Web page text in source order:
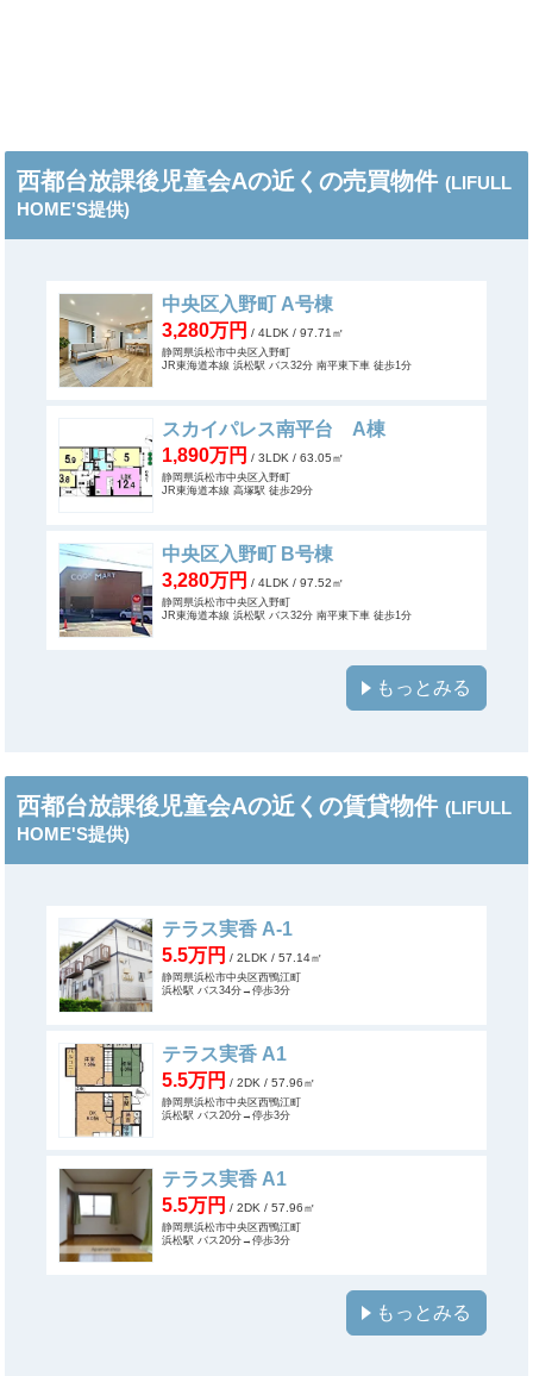
西都台放課後児童会Aの近くの売買物件 (LIFULL
HOME'S提供)
中央区入野町 A号棟
3,280万円 / 4LDK / 97.71㎡
静岡県浜松市中央区入野町
JR東海道本線 浜松駅 バス32分 南平東下車 徒歩1分
スカイパレス南平台 A棟
1,890万円 / 3LDK / 63.05㎡
静岡県浜松市中央区入野町
JR東海道本線 高塚駅 徒歩29分
中央区入野町 B号棟
3,280万円 / 4LDK / 97.52㎡
静岡県浜松市中央区入野町
JR東海道本線 浜松駅 バス32分 南平東下車 徒歩1分
もっとみる
西都台放課後児童会Aの近くの賃貸物件 (LIFULL
HOME'S提供)
テラス実香 A-1
5.5万円 / 2LDK / 57.14㎡
静岡県浜松市中央区西鴨江町
浜松駅 バス34分→停歩3分
テラス実香 A1
5.5万円 / 2DK / 57.96㎡
静岡県浜松市中央区西鴨江町
浜松駅 バス20分→停歩3分
テラス実香 A1
5.5万円 / 2DK / 57.96㎡
静岡県浜松市中央区西鴨江町
浜松駅 バス20分→停歩3分
もっとみる